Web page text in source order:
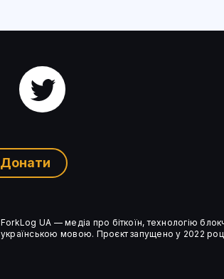
Facebook
Донати
ForkLog UA — медіа про біткоїн, технологію
українською мовою. Проєкт запущено у 2022